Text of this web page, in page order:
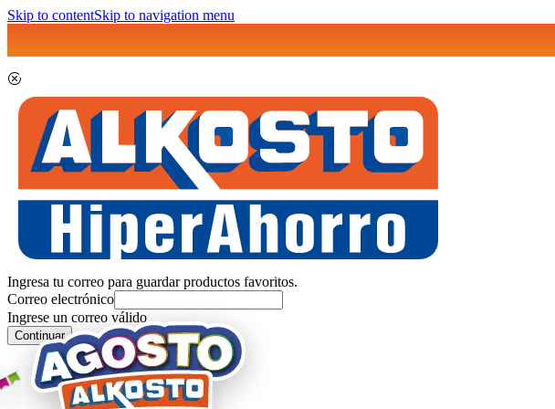
Skip to contentSkip to navigation menu
Ingresa tu correo para guardar productos favoritos.
Correo electrónico
Ingrese un correo válido
Continuar